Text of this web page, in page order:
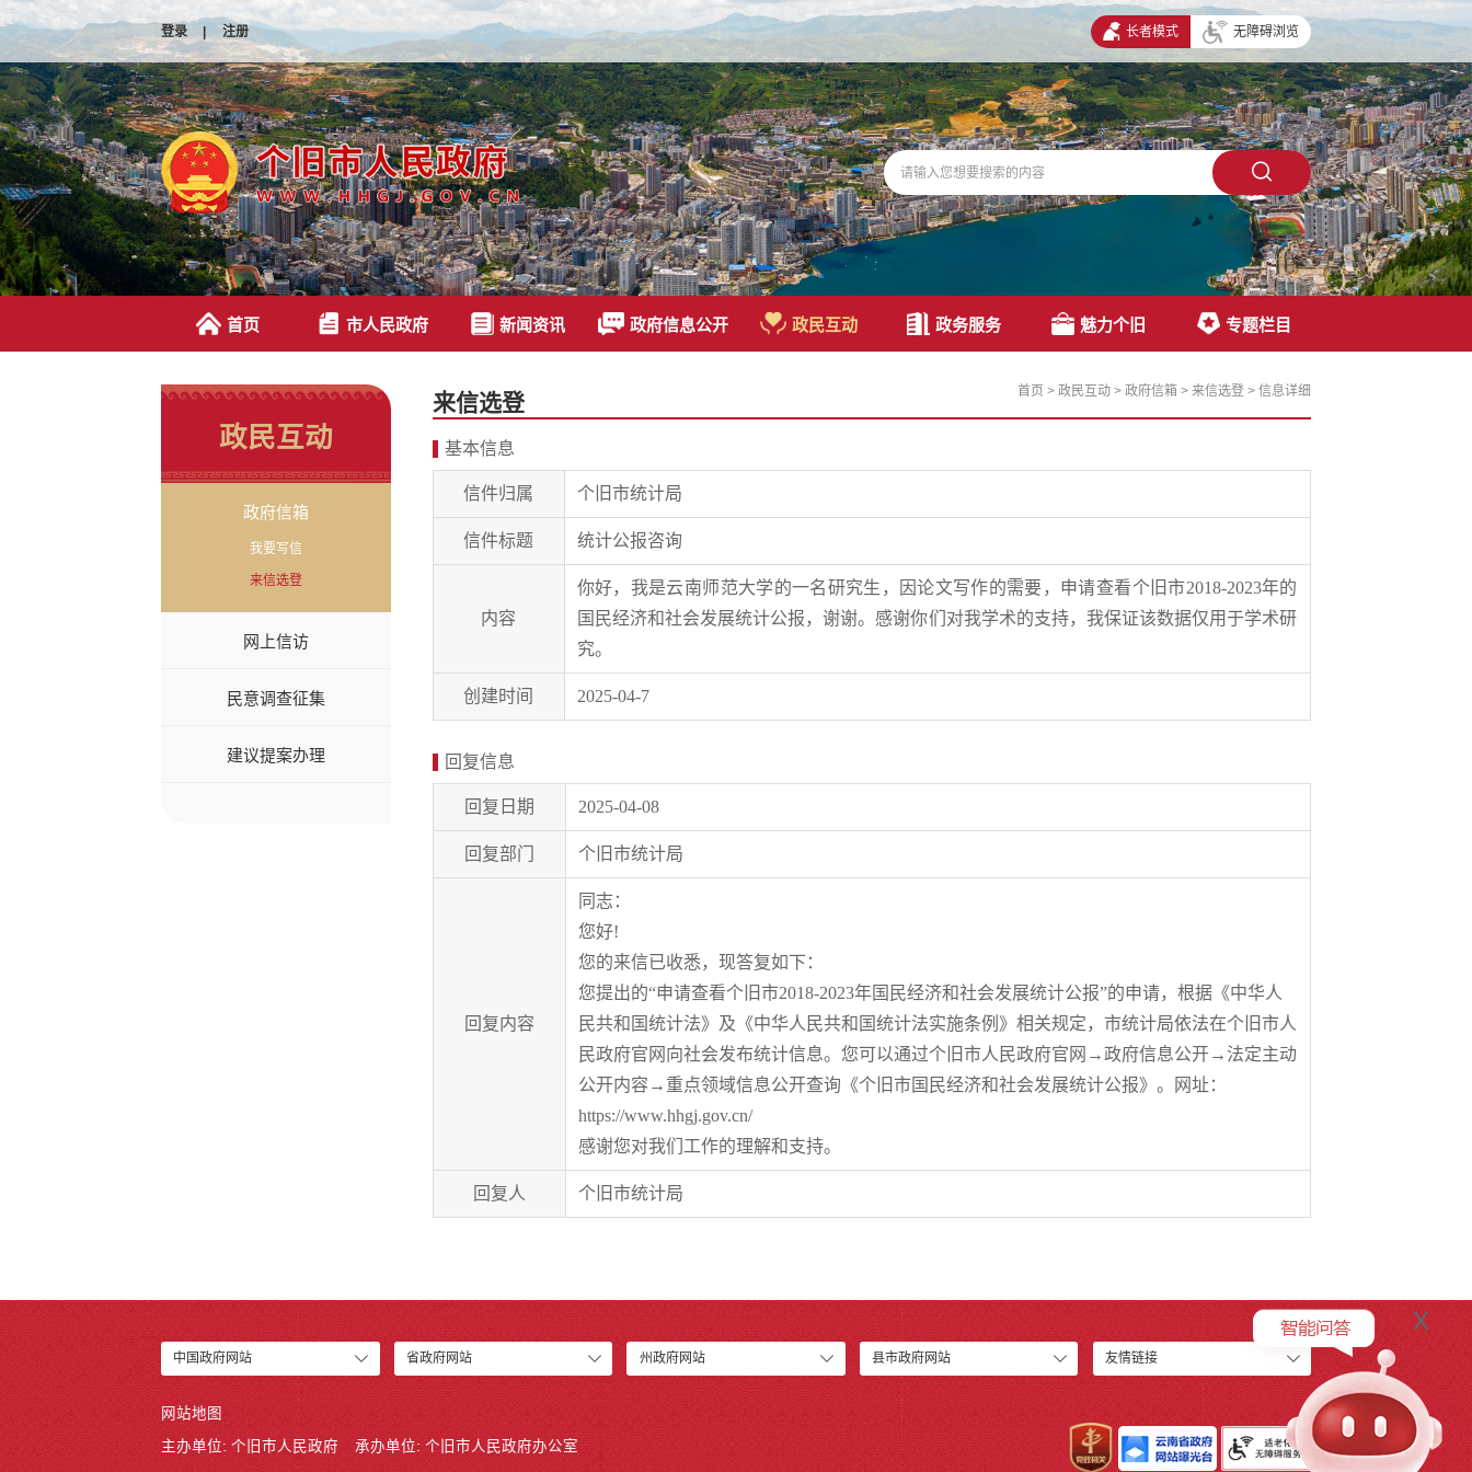
登录 | 注册 长者模式 无障碍浏览
首页 市人民政府 新闻资讯 政府信息公开 政民互动 政务服务 魅力个旧 专题栏目
政民互动
政府信箱
我要写信
来信选登
网上信访
民意调查征集
建议提案办理
来信选登 首页 > 政民互动 > 政府信箱 > 来信选登 > 信息详细
基本信息
信件归属 个旧市统计局
信件标题 统计公报咨询
内容
你好，我是云南师范大学的一名研究生，因论文写作的需要，申请查看个旧市2018-2023年的
国民经济和社会发展统计公报，谢谢。感谢你们对我学术的支持，我保证该数据仅用于学术研
究。
创建时间 2025-04-7
回复信息
回复日期 2025-04-08
回复部门 个旧市统计局
回复内容
同志：
您好!
您的来信已收悉，现答复如下：
您提出的“申请查看个旧市2018-2023年国民经济和社会发展统计公报”的申请，根据《中华人
民共和国统计法》及《中华人民共和国统计法实施条例》相关规定，市统计局依法在个旧市人
民政府官网向社会发布统计信息。您可以通过个旧市人民政府官网→政府信息公开→法定主动
公开内容→重点领域信息公开查询《个旧市国民经济和社会发展统计公报》。网址：
https://www.hhgj.gov.cn/
感谢您对我们工作的理解和支持。
回复人 个旧市统计局
中国政府网站 省政府网站 州政府网站 县市政府网站 友情链接
网站地图
主办单位: 个旧市人民政府 承办单位: 个旧市人民政府办公室
x